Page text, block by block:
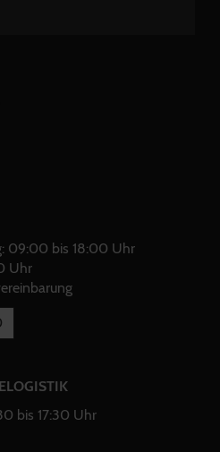
09:00 bis 18:00 Uhr
Uhr
bis 17:30 Uhr